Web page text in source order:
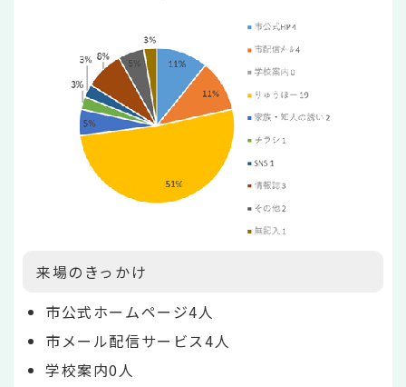
来場のきっかけ
市公式ホームページ4人
市メール配信サービス4人
学校案内0人